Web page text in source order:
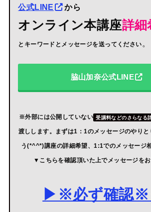
公式LINE から
オンライン本講座詳細
とキーワードとメッセージを送ってください 。
脇山加奈公式LINE
※外部には公開していない 受講料などのさらなる
渡しします。まずは1：1のメッセージのやりと
う(*^^*)講座の詳細希望、1:1でのメッセージ
▼こちらを確認頂いた上でメッセージを
▶※必ず確認